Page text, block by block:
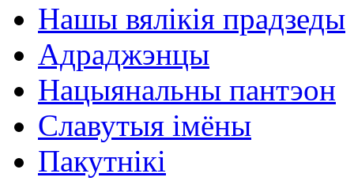
Нашы вялікія прадзеды
Адраджэнцы
Нацыянальны пантэон
Славутыя імёны
Пакутнікі